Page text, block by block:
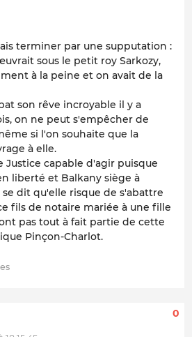
terminer par une supputation :
sous le petit roy Sarkozy,
à la peine et on avait de la
son rêve incroyable il y a
on ne peut s'empêcher de
si l'on souhaite que la
à elle.
Justice capable d'agir puisque
liberté et Balkany siège à
se dit qu'elle risque de s'abattre
fils de notaire mariée à une fille
pas tout à fait partie de cette
Pinçon-Charlot.
0